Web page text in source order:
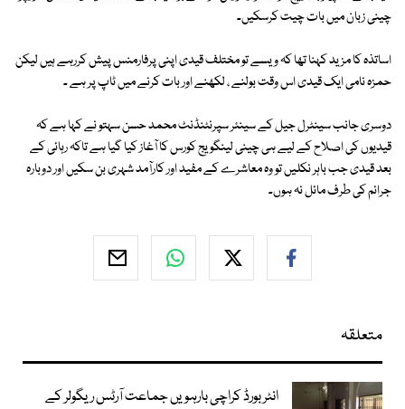
چینی زبان میں بات چیت کرسکیں۔
اساتذہ کا مزید کہنا تھا کہ ویسے تو مختلف قیدی اپنی پرفارمنس پیش کررہے ہیں لیکن
حمزہ نامی ایک قیدی اس وقت بولنے ، لکھنے اور بات کرنے میں ٹاپ پر ہے ۔
دوسری جانب سینٹرل جیل کے سینئر سپرنٹنڈنٹ محمد حسن سہتو نے کہا ہے کہ
قیدیوں کی اصلاح کے لیے ہی چینی لینگویج کورس کا آغاز کیا گیا ہے تاکہ رہائی کے
بعد قیدی جب باہر نکلیں تو وہ معاشرے کے مفید اور کارآمد شہری بن سکیں اور دوبارہ
جرائم کی طرف مائل نہ ہوں۔
متعلقہ
انٹر بورڈ کراچی بارہویں جماعت آرٹس ریگولر کے